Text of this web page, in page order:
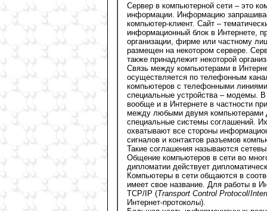
Сервер в компьютерной сети – это
информации. Информацию
компьютер-клиент. Сайт –
информационный блок в Интернете,
организации, фирме или частному
размещен на некотором сервере.
также принадлежит некоторой
Связь между компьютерами в
осуществляется по телефонным
компьютеров с телефонными
специальные устройства – модемы.
вообще и в Интернете в частности
между любыми двумя компьютерами
специальные системы соглашений.
охватывают все стороны
сигналов и контактов разъемов
Такие соглашения называются
Общение компьютеров в сети во
дипломатии действует
Компьютеры в сети общаются в
имеет свое название. Для работы в
ТСР/IР (Тransport Control Protocol/
Интернет-протоколы).